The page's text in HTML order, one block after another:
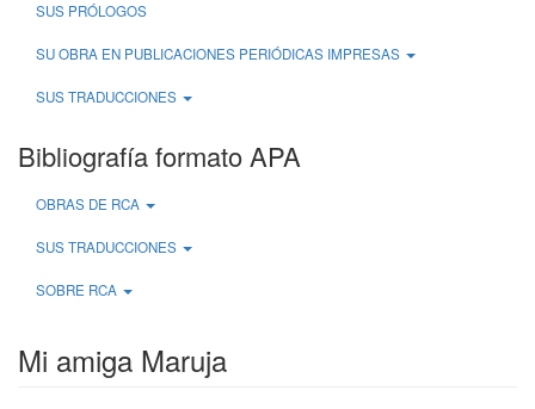
SUS PRÓLOGOS
SU OBRA EN PUBLICACIONES PERIÓDICAS IMPRESAS
SUS TRADUCCIONES
Bibliografía formato APA
OBRAS DE RCA
SUS TRADUCCIONES
SOBRE RCA
Mi amiga Maruja